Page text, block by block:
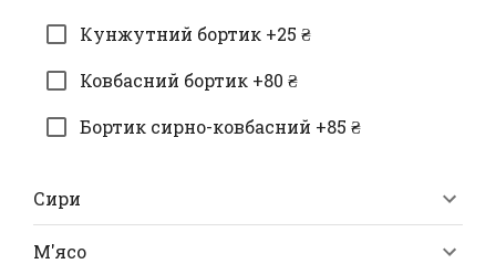
Кунжутний бортик +25 ₴
Ковбасний бортик +80 ₴
Бортик сирно-ковбасний +85 ₴
Сири
М'ясо